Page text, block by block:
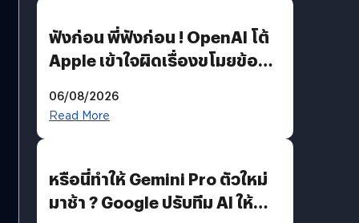
ฟังก่อน พี่ฟังก่อน ! OpenAI โต้
Apple เข้าใจผิดเรื่องขโมยข้อมูล
06/08/2026
Read More
หรือนี่ทำให้ Gemini Pro ตัวใหม่
มาช้า ? Google ปรับทีม AI ให้